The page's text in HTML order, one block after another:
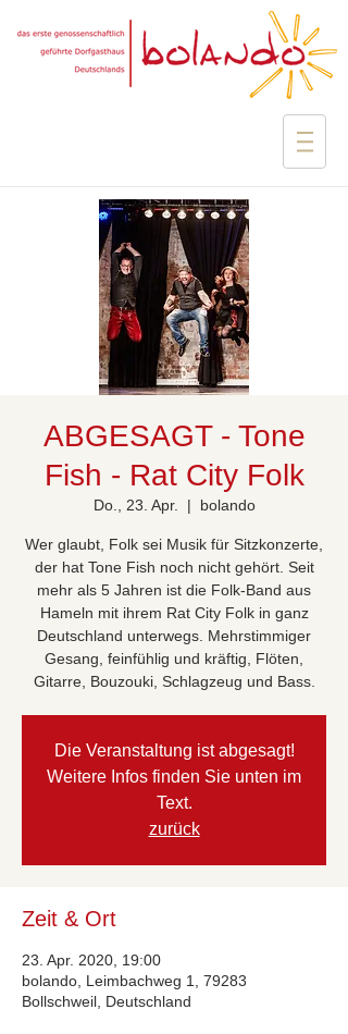
ABGESAGT - Tone
Fish - Rat City Folk
Do., 23. Apr.
  |
bolando
Wer glaubt, Folk sei Musik für Sitzkonzerte,
der hat Tone Fish noch nicht gehört. Seit
mehr als 5 Jahren ist die Folk-Band aus
Hameln mit ihrem Rat City Folk in ganz
Deutschland unterwegs. Mehrstimmiger
Gesang, feinfühlig und kräftig, Flöten,
Gitarre, Bouzouki, Schlagzeug und Bass.
Die Veranstaltung ist abgesagt!
Weitere Infos finden Sie unten im
Text.
zurück
Zeit & Ort
23. Apr. 2020, 19:00
bolando, Leimbachweg 1, 79283
Bollschweil, Deutschland